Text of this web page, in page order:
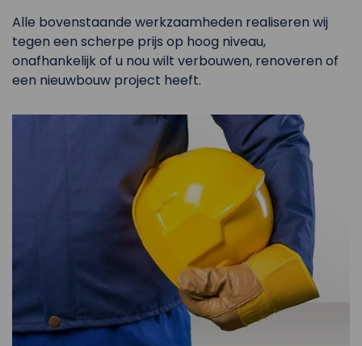
Alle bovenstaande werkzaamheden realiseren wij
tegen een scherpe prijs op hoog niveau,
onafhankelijk of u nou wilt verbouwen, renoveren of
een nieuwbouw project heeft.